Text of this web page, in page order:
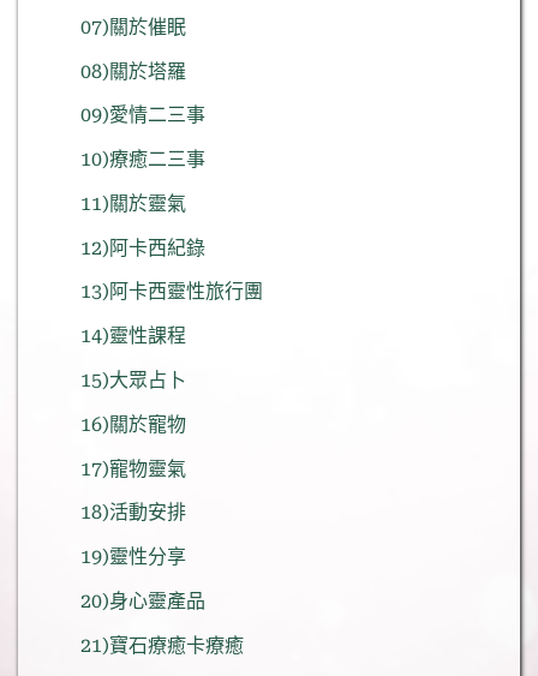
07)關於催眠
08)關於塔羅
09)愛情二三事
10)療癒二三事
11)關於靈氣
12)阿卡西紀錄
13)阿卡西靈性旅行團
14)靈性課程
15)大眾占卜
16)關於寵物
17)寵物靈氣
18)活動安排
19)靈性分享
20)身心靈產品
21)寶石療癒卡療癒